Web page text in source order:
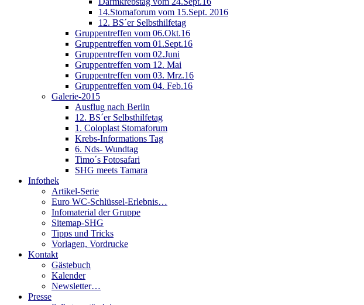
14.Stomaforum vom 15.Sept. 2016
12. BS´er Selbsthilfetag
Gruppentreffen vom 06.Okt.16
Gruppentreffen vom 01.Sept.16
Gruppentreffen vom 02.Juni
Gruppentreffen vom 12. Mai
Gruppentreffen vom 03. Mrz.16
Gruppentreffen vom 04. Feb.16
Galerie-2015
Ausflug nach Berlin
12. BS´er Selbsthilfetag
1. Coloplast Stomaforum
Krebs-Informations Tag
6. Nds- Wundtag
Timo´s Fotosafari
SHG meets Tamara
Infothek
Artikel-Serie
Euro WC-Schlüssel-Erlebnis…
Infomaterial der Gruppe
Sitemap-SHG
Tipps und Tricks
Vorlagen, Vordrucke
Kontakt
Gästebuch
Kalender
Newsletter…
Presse